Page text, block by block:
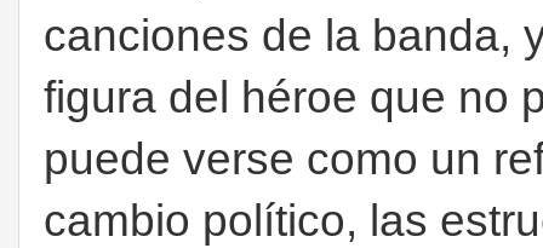
canciones de la banda,
figura del héroe que no
puede verse como un
cambio político, las